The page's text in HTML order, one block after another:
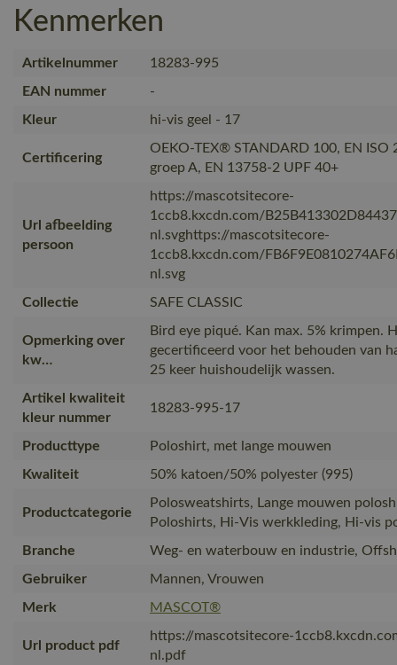
Kenmerken
Artikelnummer
18283-995
EAN nummer
-
Kleur
hi-vis geel - 17
Certificering
OEKO-TEX® STANDARD 100, EN ISO
groep A, EN 13758-2 UPF 40+
Url afbeelding
persoon
https://mascotsitecore-
1ccb8.kxcdn.com/
nl.svghttps://mascotsitecore-
1ccb8.kxcdn.com/
nl.svg
Collectie
SAFE CLASSIC
Opmerking over
kw…
Bird eye piqué. Kan max. 5% krimpen.
gecertificeerd voor het behouden van
25 keer huishoudelijk wassen.
Artikel kwaliteit
kleur nummer
18283-995-17
Producttype
Poloshirt, met lange mouwen
Kwaliteit
50% katoen/50% polyester (995)
Productcategorie
Polosweatshirts, Lange mouwen
Poloshirts, Hi-Vis werkkleding, Hi-vis
Branche
Weg- en waterbouw en industrie,
Gebruiker
Mannen, Vrouwen
Merk
MASCOT®
Url product pdf
https://mascotsitecore-
nl.pdf